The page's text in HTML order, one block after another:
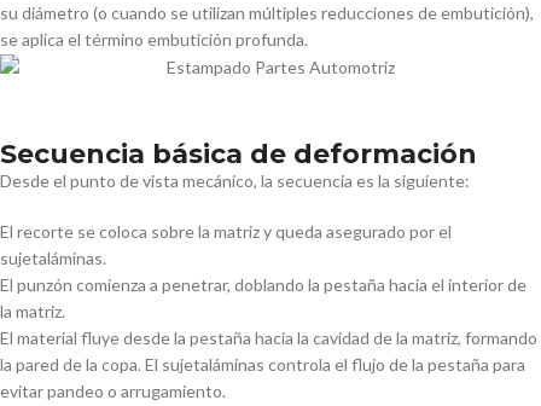
su diámetro (o cuando se utilizan múltiples reducciones de embutición),
se aplica el término embutición profunda.
Secuencia básica de deformación
Desde el punto de vista mecánico, la secuencia es la siguiente:
El recorte se coloca sobre la matriz y queda asegurado por el
sujetaláminas.
El punzón comienza a penetrar, doblando la pestaña hacia el interior de
la matriz.
El material fluye desde la pestaña hacia la cavidad de la matriz, formando
la pared de la copa. El sujetaláminas controla el flujo de la pestaña para
evitar pandeo o arrugamiento.